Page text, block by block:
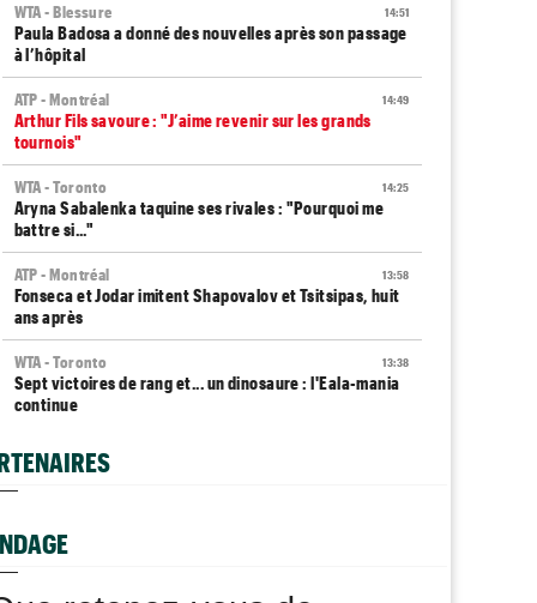
14:51
WTA - Blessure
Paula Badosa a donné des nouvelles après son passage
à l’hôpital
14:49
ATP - Montréal
Arthur Fils savoure : "J’aime revenir sur les grands
tournois"
14:25
WTA - Toronto
Aryna Sabalenka taquine ses rivales : "Pourquoi me
battre si..."
13:58
ATP - Montréal
Fonseca et Jodar imitent Shapovalov et Tsitsipas, huit
ans après
13:38
WTA - Toronto
Sept victoires de rang et... un dinosaure : l'Eala-mania
continue
ATP - Montréal
Terence Atmane se tourne vers l'Ohio et un immense
défi à relever
WTA - Toronto
Amanda Anisimova : "J'essaie de retrouver le plaisir..."